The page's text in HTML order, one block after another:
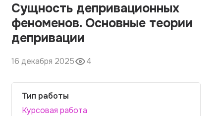
О компании
Наши гарантии
Вопросы и ответы
Контакты
Сущность депривационных
феноменов. Основные теории
депривации
16 декабря 2025 4
Тип работы
Курсовая работа